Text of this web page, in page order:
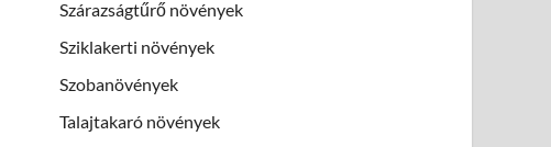
Szárazságtűrő növények
Sziklakerti növények
Szobanövények
Talajtakaró növények